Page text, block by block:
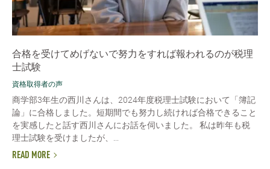
合格を受けてめげないで努力をすれば報われるのが税理
士試験
資格取得者の声
商学部3年生の西川さんは、2024年度税理士試験において「簿記
論」に合格しました。短期間でも努力し続ければ合格できること
を実感したと話す西川さんにお話を伺いました。 私は昨年も税
理士試験を受けましたが、...
READ MORE